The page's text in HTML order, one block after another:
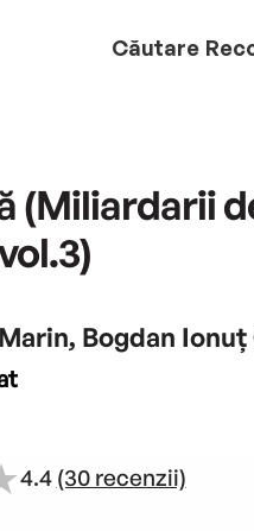
Căutare
(Miliardarii
Bogdan
4.4 (30 recenzii)